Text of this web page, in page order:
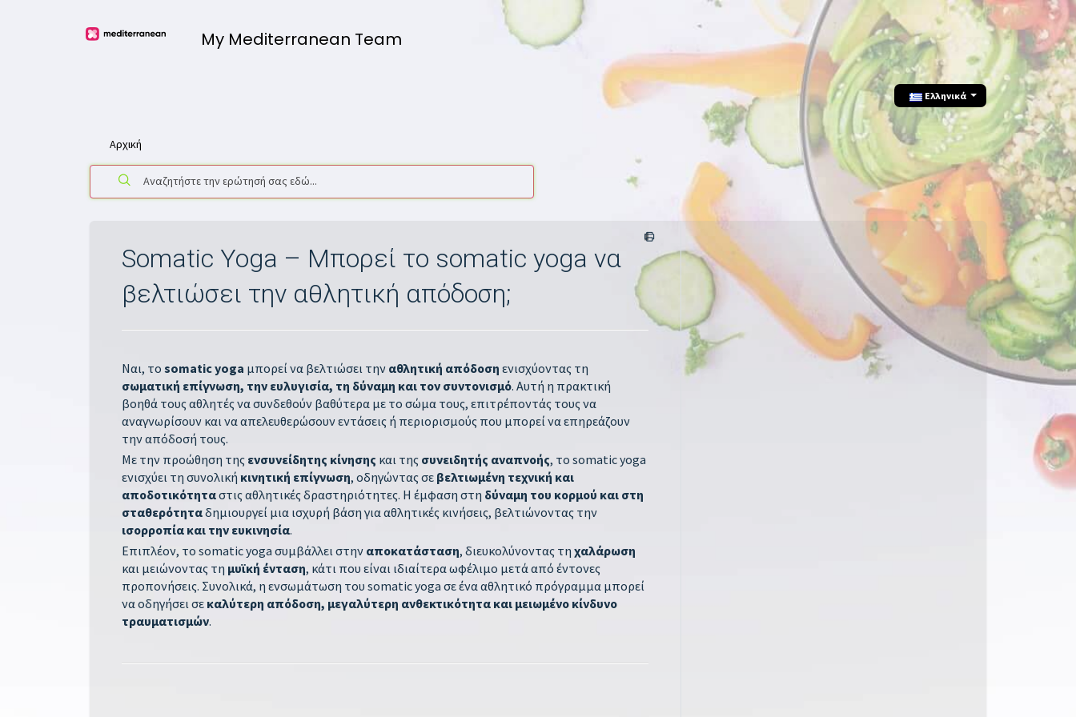
My Mediterranean Team
Ελληνικά
Αρχική
Somatic Yoga – Μπορεί το somatic yoga να
βελτιώσει την αθλητική απόδοση;
Ναι, το somatic yoga μπορεί να βελτιώσει την αθλητική απόδοση ενισχύοντας τη
σωματική επίγνωση, την ευλυγισία, τη δύναμη και τον συντονισμό. Αυτή η πρακτική
βοηθά τους αθλητές να συνδεθούν βαθύτερα με το σώμα τους, επιτρέποντάς τους να
αναγνωρίσουν και να απελευθερώσουν εντάσεις ή περιορισμούς που μπορεί να επηρεάζουν
την απόδοσή τους.
Με την προώθηση της ενσυνείδητης κίνησης και της συνειδητής αναπνοής, το somatic yoga
ενισχύει τη συνολική κινητική επίγνωση, οδηγώντας σε βελτιωμένη τεχνική και
αποδοτικότηταστις αθλητικές δραστηριότητες. Η έμφαση στη δύναμη του κορμού και στη
σταθερότηταδημιουργεί μια ισχυρή βάση για αθλητικές κινήσεις, βελτιώνοντας την
ισορροπία και την ευκινησία.
Επιπλέον, το somatic yoga συμβάλλει στην αποκατάσταση, διευκολύνοντας τη χαλάρωση
και μειώνοντας τη μυϊκή ένταση, κάτι που είναι ιδιαίτερα ωφέλιμο μετά από έντονες
προπονήσεις. Συνολικά, η ενσωμάτωση του somatic yoga σε ένα αθλητικό πρόγραμμα μπορεί
να οδηγήσει σεκαλύτερη απόδοση, μεγαλύτερη ανθεκτικότητα και μειωμένο κίνδυνο
τραυματισμών.